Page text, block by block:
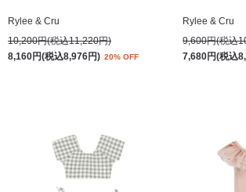
Rylee & Cru
10,200円(税込11,220円)
8,160円(税込8,976円) 20% OFF
Rylee & Cru
9,600円(税込
7,680円(税込